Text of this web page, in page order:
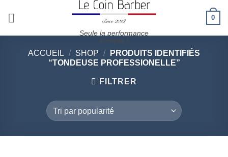
Seule la performance
compte !
0
ACCUEIL / SHOP /
PRODUITS IDENTIFIÉS
“TONDEUSE PROFESSIONELLE”
FILTRER